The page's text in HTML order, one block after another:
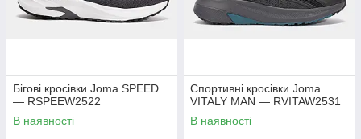
Бігові кросівки Joma SPEED
— RSPEEW2522
В наявності
Спортивні кросівки Joma
VITALY MAN — RVITAW2531
В наявності